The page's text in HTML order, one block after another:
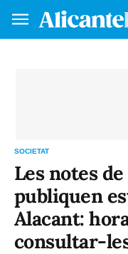
SOCIETAT
Les notes de
publiquen
Alacant:
consultar-